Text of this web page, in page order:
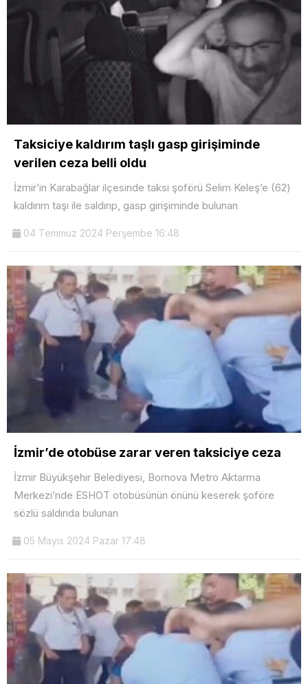
Taksiciye kaldırım taşlı gasp girişiminde
verilen ceza belli oldu
İzmir’in Karabağlar ilçesinde taksi şoförü Selim Keleş’e (62)
kaldırım taşı ile saldırıp, gasp girişiminde bulunan
04 Temmuz 2024 Perşembe 16:48
İzmir’de otobüse zarar veren taksiciye ceza
İzmir Büyükşehir Belediyesi, Bornova Metro Aktarma
Merkezi’nde ESHOT otobüsünün önünü keserek şoföre
sözlü saldırıda bulunan
05 Mayıs 2024 Pazar 17:48